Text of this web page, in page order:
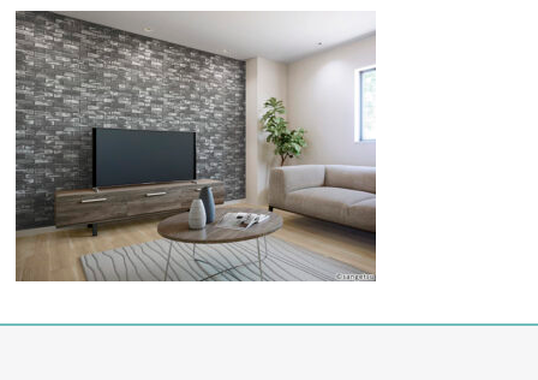
DIYお役立ち情報
2024.7.11
サンゲツリザーブの壁紙について...